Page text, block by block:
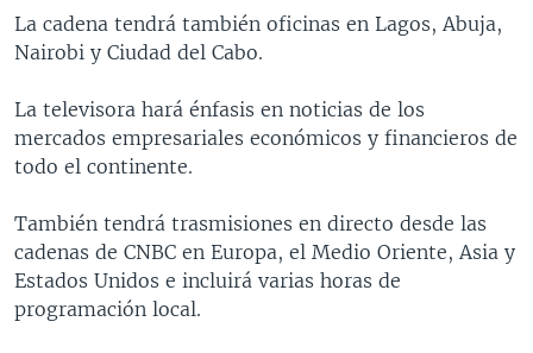
VENEZUELA
NICARAGUA
ECONOMÍA
TECNOLOGÍA
DEPORTES
MULTIMEDIA
FOTOGRAFÍA
AUDIOS
EL MUNDO AL DÍA
FORO INTERAMERICANO
LAS CLAVES
PANORAMA
RADIO
AVANCE INFORMATIVO
BUENOS DÍAS AMÉRICA
ESTADOS UNIDOS AL DÍA
DIRECT
La cadena tendrá también oficinas en Lagos, Abuja,
Nairobi y Ciudad del Cabo.
La televisora hará énfasis en noticias de los
mercados empresariales económicos y financieros de
todo el continente.
También tendrá trasmisiones en directo desde las
cadenas de CNBC en Europa, el Medio Oriente, Asia y
Estados Unidos e incluirá varias horas de
programación local.